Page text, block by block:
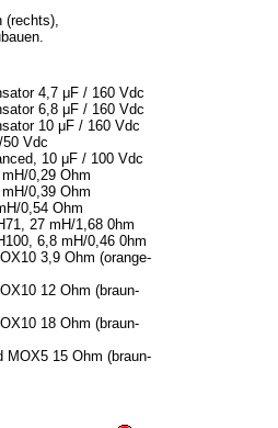
(rechts),
4,7 μF / 160 Vdc
6,8 μF / 160 Vdc
10 μF / 160 Vdc
Vdc
10 μF / 100 Vdc
0,29 Ohm
0,39 Ohm
0,54 Ohm
27 mH/1,68 0hm
6,8 mH/0,46 0hm
3,9 Ohm (orange-
12 Ohm (braun-
18 Ohm (braun-
MOX5 15 Ohm (braun-